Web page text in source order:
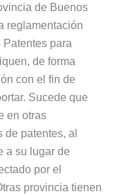
de Buenos
reglamentación
para
de forma
con el fin de
Sucede que
en otras
patentes, al
a su lugar de
por el
provincia tienen